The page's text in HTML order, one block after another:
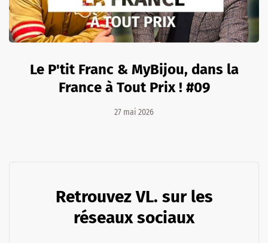
Le P'tit Franc & MyBijou, dans la
France à Tout Prix ! #09
27 mai 2026
Retrouvez VL. sur les
réseaux sociaux